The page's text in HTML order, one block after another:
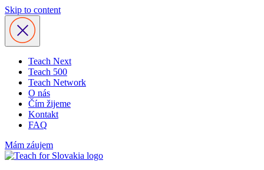
Skip to content
Teach Next
Teach 500
Teach Network
O nás
Čím žijeme
Kontakt
FAQ
Mám záujem